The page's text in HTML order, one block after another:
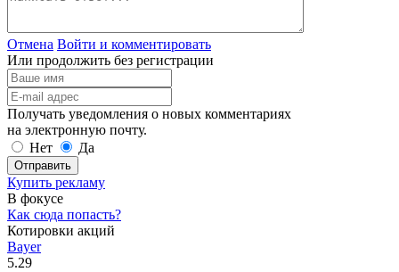
Отмена Войти и комментировать
Или продолжить без регистрации
Получать уведомления о новых комментариях
на электронную почту.
Нет
Да
Отправить
Купить рекламу
В фокусе
Как сюда попасть?
Котировки акций
Bayer
5.29